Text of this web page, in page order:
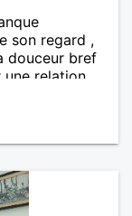
son regard ,
douceur bref
relation